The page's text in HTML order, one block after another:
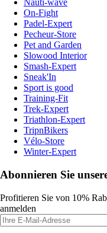
Nauti-wave
On-Fight
Padel-Expert
Pecheur-Store
Pet and Garden
Slowood Interior
Smash-Expert
Sneak'In
Sport is good
Training-Fit
Trek-Expert
Triathlon-Expert
TripnBikers
Vélo-Store
Winter-Expert
Abonnieren Sie
Profitieren Sie von 10%
anmelden